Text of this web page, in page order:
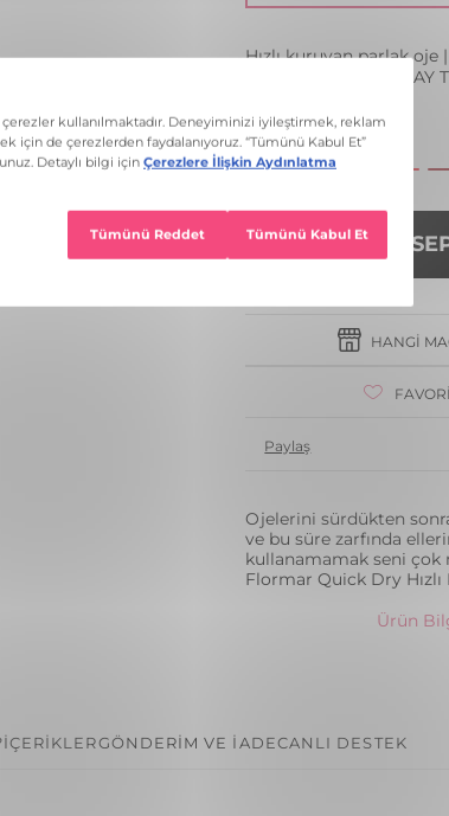
Hızlı kuruyan parlak oje |
Renk: QD12 EVERYDAY
23 Renk
1
HANGI
Paylaş
Ojelerini sürdükten
ve bu süre zarfında
kullanamamak seni çok
Flormar Quick Dry Hızlı
Ürün
İÇERİKLERGÖNDERİM VE İADECANLI DESTEK